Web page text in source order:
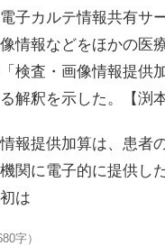
子カルテ情報共有サ
情報などをほかの医
検査・画像情報提供
解釈を示した。【渕本
報提供加算は、患者
関に電子的に提供し
は
字）